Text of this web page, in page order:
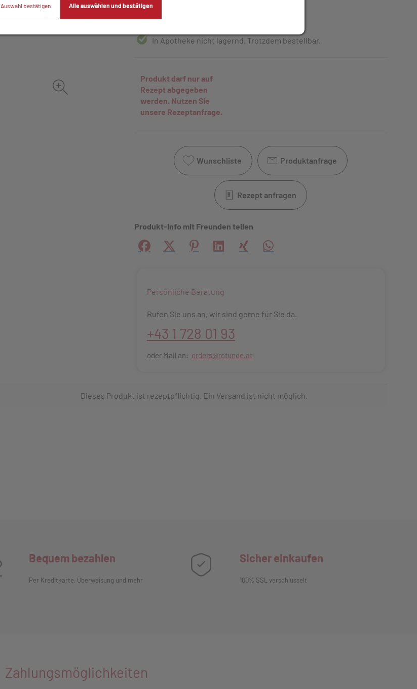
In Apotheke nicht lagernd. Trotzdem bestellbar.
Produkt darf nur auf
Rezept abgegeben
werden. Nutzen Sie
unsere Rezeptanfrage.
Wunschliste Produktanfrage
Rezept anfragen
Produkt-Info mit Freunden teilen
Facebook
X PinterestLinkedInXing WhatsApp
Persönliche Beratung
Rufen Sie uns an, wir sind gerne für Sie da.
+43 1 728 01 93
oder Mail an: orders@rotunde.at
Dieses Produkt ist rezeptpflichtig. Ein Versand ist nicht möglich.
Bequem bezahlen
Per Kreditkarte, Überweisung und mehr
Sicher einkaufen
100% SSL verschlüsselt
Zahlungsmöglichkeiten
Auswahl bestätigen Alle auswählen und bestätigen